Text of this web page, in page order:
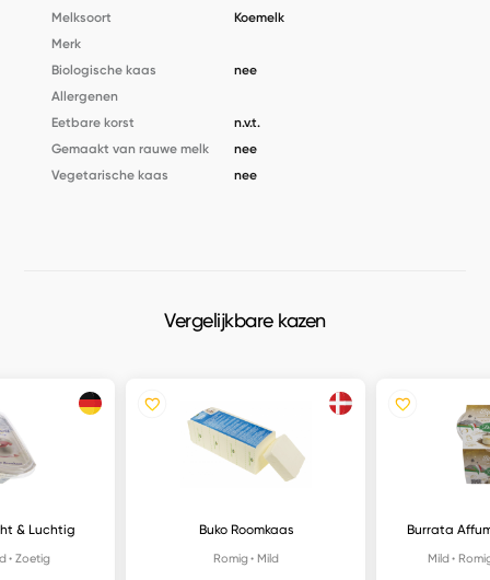
Melksoort
Koemelk
Merk
Biologische kaas
nee
Allergenen
Eetbare korst
n.v.t.
Gemaakt van rauwe melk
nee
Vegetarische kaas
nee
Vergelijkbare kazen
& Luchtig
Zoetig
Buko Roomkaas
Romig Mild
Burrata
Mild